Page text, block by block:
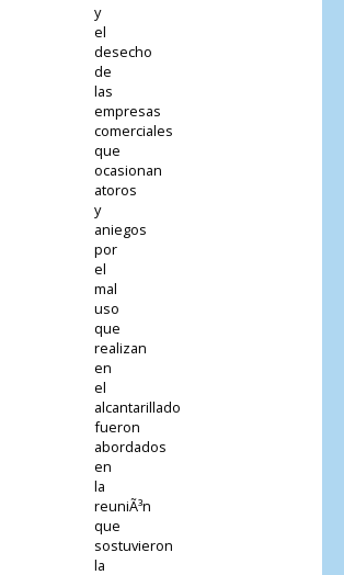
y
el
desecho
de
las
empresas
comerciales
que
ocasionan
atoros
y
aniegos
por
el
mal
uso
que
realizan
en
el
alcantarillado
fueron
abordados
en
la
reuniÃ³n
que
sostuvieron
la